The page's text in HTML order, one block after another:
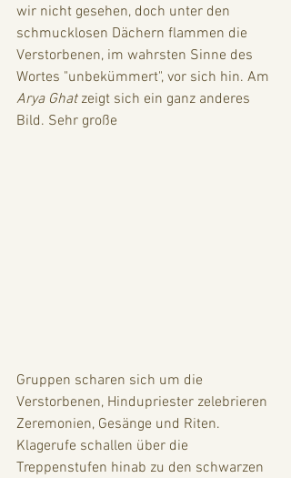
wir nicht gesehen, doch unter den
schmucklosen Dächern flammen die
Verstorbenen, im wahrsten Sinne des
Wortes "unbekümmert", vor sich hin. Am
Arya Ghat zeigt sich ein ganz anderes
Bild. Sehr große
Gruppen scharen sich um die
Verstorbenen, Hindupriester zelebrieren
Zeremonien, Gesänge und Riten.
Klagerufe schallen über die
Treppenstufen hinab zu den schwarzen